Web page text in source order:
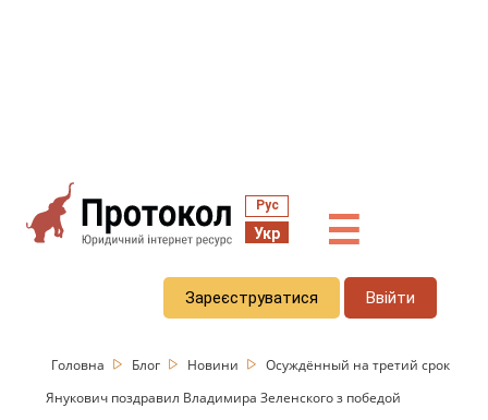
Рус
Укр ☰
Зареєструватися Ввійти
Головна Блог Новини
Осуждённый на третий срок
Янукович поздравил Владимира Зеленского з победой